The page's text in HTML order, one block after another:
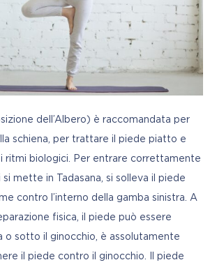
dell’Albero) è raccomandata per
schiena, per trattare il piede piatto e
ritmi biologici. Per entrare correttamente
si mette in Tadasana, si solleva il piede
contro l’interno della gamba sinistra. A
fisica, il piede può essere
o sotto il ginocchio, è assolutamente
il piede contro il ginocchio. Il piede